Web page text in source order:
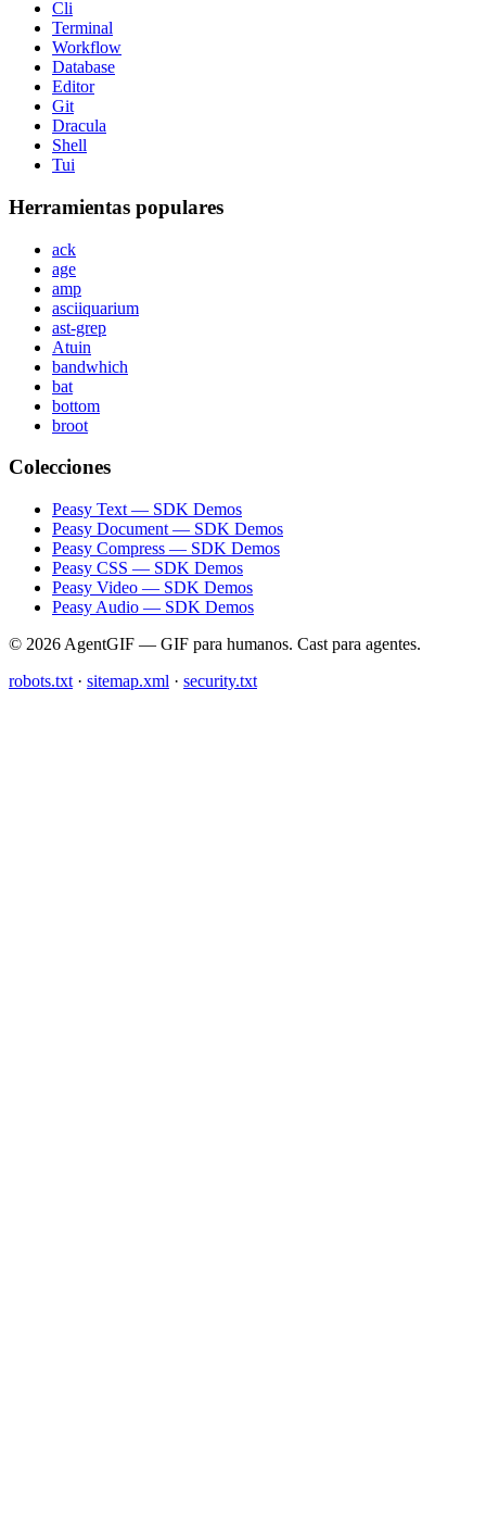
Cli
Terminal
Workflow
Database
Editor
Git
Dracula
Shell
Tui
Herramientas populares
ack
age
amp
asciiquarium
ast-grep
Atuin
bandwhich
bat
bottom
broot
Colecciones
Peasy Text — SDK Demos
Peasy Document — SDK Demos
Peasy Compress — SDK Demos
Peasy CSS — SDK Demos
Peasy Video — SDK Demos
Peasy Audio — SDK Demos
© 2026 AgentGIF — GIF para humanos. Cast para agentes.
robots.txt · sitemap.xml · security.txt